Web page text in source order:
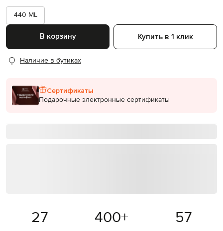
440 ML
В корзину Купить в 1 клик
Наличие в бутиках
Сертификаты
Подарочные электронные сертификаты
27 400+ 57